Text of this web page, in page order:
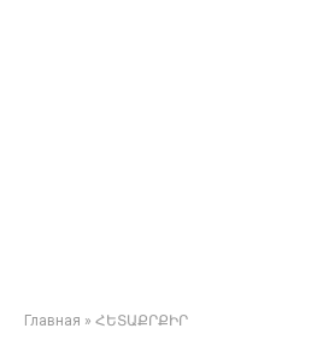
Главная » ՀԵՏԱՔՐՔԻՐ